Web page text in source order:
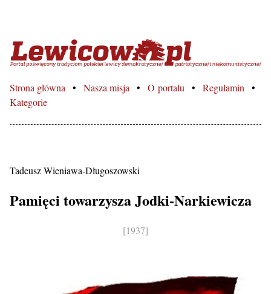
Lewicowo.pl – Portal
Strona główna Nasza misja O portalu
Regulamin
Kategorie
Tadeusz Wieniawa-Długoszowski
Pamięci towarzysza Jodki-Narkiewicza
[1937]